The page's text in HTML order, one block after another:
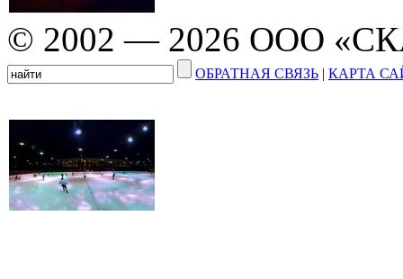
© 2002 — 2026 ООО
ОБРАТНАЯ СВЯЗЬ | КАРТА